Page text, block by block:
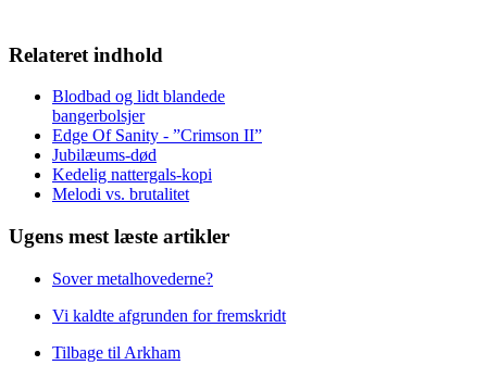
Relateret indhold
Blodbad og lidt blandede
bangerbolsjer
Edge Of Sanity - ”Crimson II”
Jubilæums-død
Kedelig nattergals-kopi
Melodi vs. brutalitet
Ugens mest læste artikler
Sover metalhovederne?
Vi kaldte afgrunden for fremskridt
Tilbage til Arkham